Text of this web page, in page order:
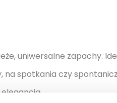
uniwersalne zapachy.
spotkania czy